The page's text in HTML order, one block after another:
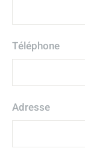
Téléphone
Adresse